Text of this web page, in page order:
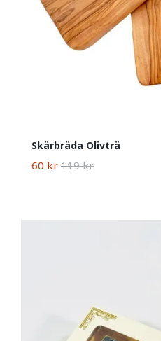
Skärbräda Olivträ
60 kr 119 kr